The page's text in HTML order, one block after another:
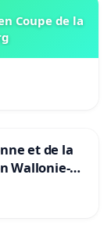
Coupe de la
et de la
Wallonie-